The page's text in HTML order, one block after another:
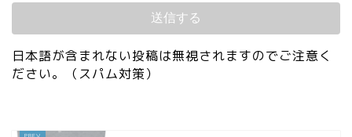
日本語が含まれない投稿は無視されますのでご注意く
ださい。（スパム対策）